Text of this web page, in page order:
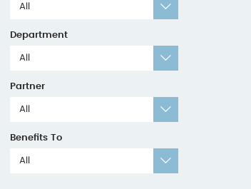
All
Department
All
Partner
All
Benefits To
All